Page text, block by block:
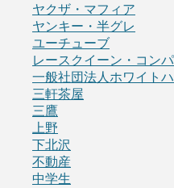
ヤクザ・マフィア
ヤンキー・半グレ
ユーチューブ
レースクイーン・コン
一般社団法人ホワイト
三軒茶屋
三鷹
上野
下北沢
不動産
中学生